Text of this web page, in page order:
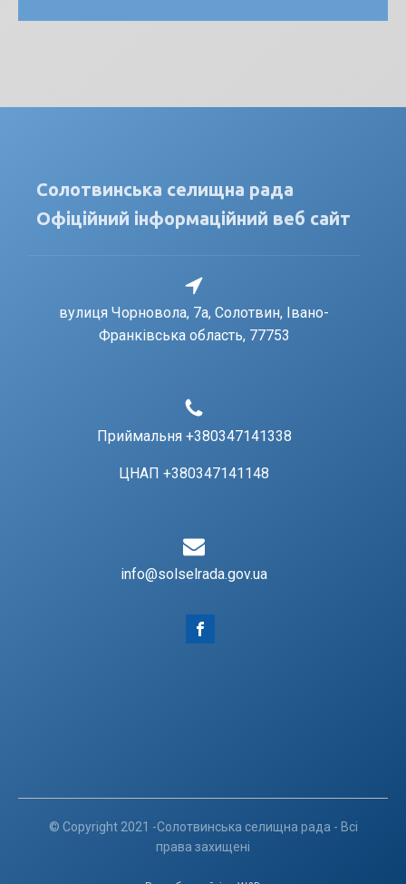
Солотвинська селищна рада
Офіційний інформаційний веб сайт
вулиця Чорновола, 7a, Солотвин, Івано-
Франківська область, 77753
Приймальня +380347141338
ЦНАП +380347141148
info@solselrada.gov.ua
© Copyright 2021 -Солотвинська селищна рада - Всі
права захищені